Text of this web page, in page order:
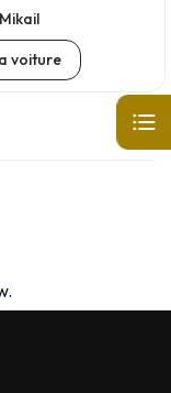
voiture